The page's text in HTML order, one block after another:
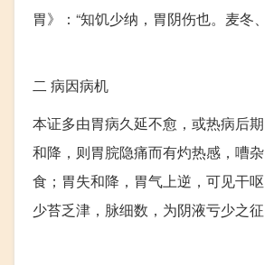
胃》：“知饥少纳，胃阴伤也。麦冬
二 病因病机
本证多由胃病久延不愈，或热病后
和降，则胃脘隐痛而有灼热感，嘈
食；胃失和降，胃气上逆，可见干
少苔乏津，脉细数，为阴液亏少之征